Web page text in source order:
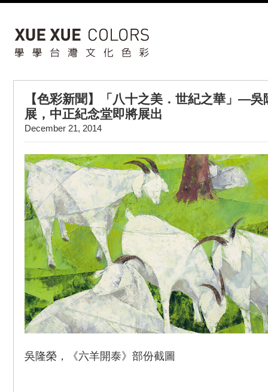
【色彩新聞】「八十之美．世紀之華」—
展，中正紀念堂即將展出
December 21, 2014
吳隆榮，《六羊開泰》部份截圖